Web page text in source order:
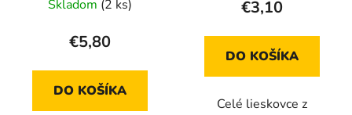
Skladom (2 ks)
€5,80
DO KOŠÍKA
€3,10
DO KOŠÍKA
Celé lieskovce z